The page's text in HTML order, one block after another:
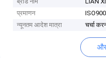
प्रमाणन
न्यूनतम आदेश मात्रा
चर्चा